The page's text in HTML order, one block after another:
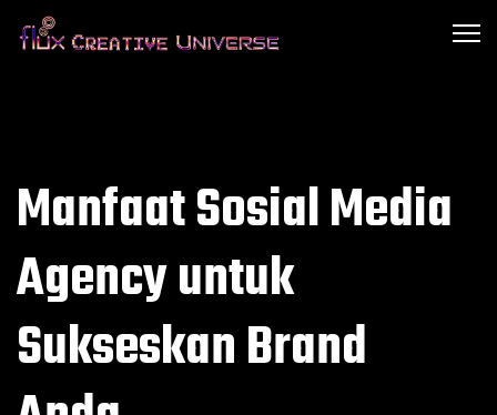
Manfaat Sosial Media
Agency untuk
Sukseskan Brand